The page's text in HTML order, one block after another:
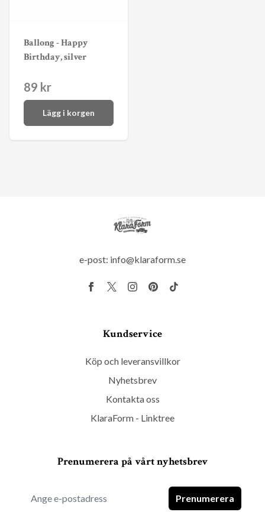
Ballong - Happy
Birthday, silver
89 kr
Lägg i korgen
e-post: info@klaraform.se
Kundservice
Köp och leveransvillkor
Nyhetsbrev
Kontakta oss
KlaraForm - Linktree
Prenumerera på vårt nyhetsbrev
Prenumerera